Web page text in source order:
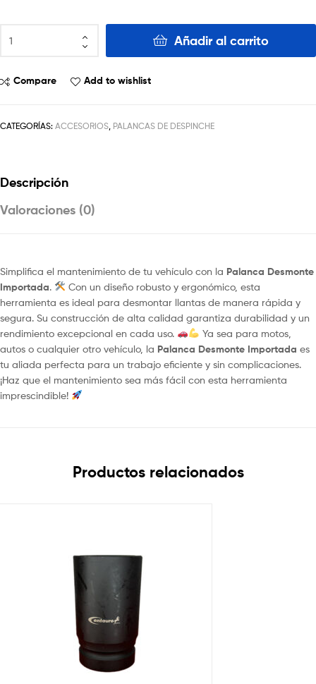
Añadir al carrito
Compare Add to wishlist
CATEGORÍAS: ACCESORIOS, PALANCAS DE DESPINCHE
Descripción
Valoraciones (0)
Simplifica el mantenimiento de tu vehículo con la Palanca Desmonte
Importada.
Con un diseño robusto y ergonómico, esta
herramienta es ideal para desmontar llantas de manera rápida y
segura. Su construcción de alta calidad garantiza durabilidad y un
rendimiento excepcional en cada uso.
Ya sea para motos,
autos o cualquier otro vehículo, la Palanca Desmonte Importada es
tu aliada perfecta para un trabajo eficiente y sin complicaciones.
¡Haz que el mantenimiento sea más fácil con esta herramienta
imprescindible!
Productos relacionados